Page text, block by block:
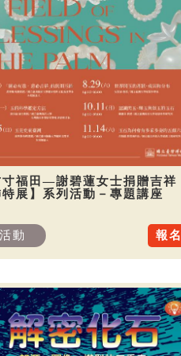
寸福田—謝碧蓮女士捐贈吉祥
展】系列活動－專題講座
報名
活動